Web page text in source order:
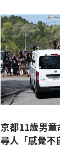
京都11歲男
尋人「感覺不